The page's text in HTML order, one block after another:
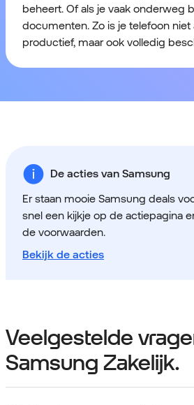
beheert. Of als je vaak onderweg
documenten. Zo is je telefoon niet
productief, maar ook volledig
De acties van Samsung
Er staan mooie Samsung deals
snel een kijkje op de actiepagina
de voorwaarden.
Bekijk de acties
Veelgestelde
Samsung Zakelijk.